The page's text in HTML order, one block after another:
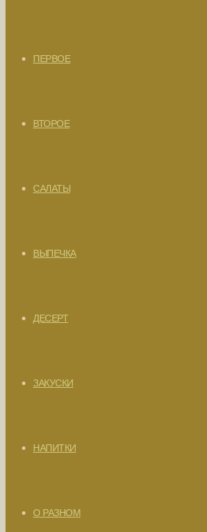
ПЕРВОЕ
ВТОРОЕ
САЛАТЫ
ВЫПЕЧКА
ДЕСЕРТ
ЗАКУСКИ
НАПИТКИ
О РАЗНОМ